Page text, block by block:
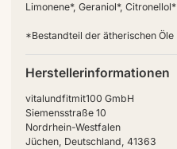
Limonene*, Geraniol*, Citronellol*
*Bestandteil der ätherischen Öle
Herstellerinformationen
vitalundfitmit100 GmbH
Siemensstraße 10
Nordrhein-Westfalen
Jüchen, Deutschland, 41363